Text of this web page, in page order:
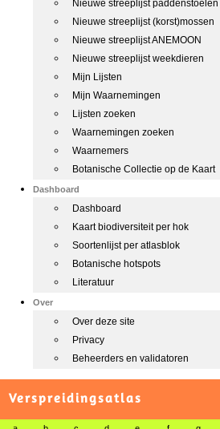
Nieuwe streeplijst paddenstoelen
Nieuwe streeplijst (korst)mossen
Nieuwe streeplijst ANEMOON
Nieuwe streeplijst weekdieren
Mijn Lijsten
Mijn Waarnemingen
Lijsten zoeken
Waarnemingen zoeken
Waarnemers
Botanische Collectie op de Kaart
Dashboard
Dashboard
Kaart biodiversiteit per hok
Soortenlijst per atlasblok
Botanische hotspots
Literatuur
Over
Over deze site
Privacy
Beheerders en validatoren
Verspreidingsatlas